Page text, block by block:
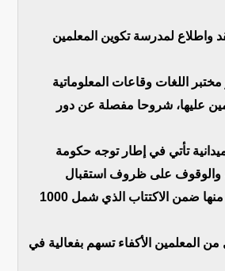
واطلاع لمدرسة تكوين المعلمين
اللغات وقاعات المعلوماتية
عليها، شروحا مفصلة عن دور
تأتي في إطار توجه حكومة
والوقوف على ظروف استقبال
الدفعات الجديدة من التلاميذ المعلمين، التي تستقبل المدرسة نحو 400 معلم تلميذ منها ضمن الاكتتاب الذي شمل 1000
المعلمين الأكفاء تسهم بفعالية في